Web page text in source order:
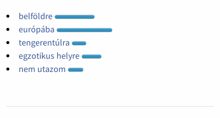
belföldre
európába
tengerentúlra
egzotikus helyre
nem utazom